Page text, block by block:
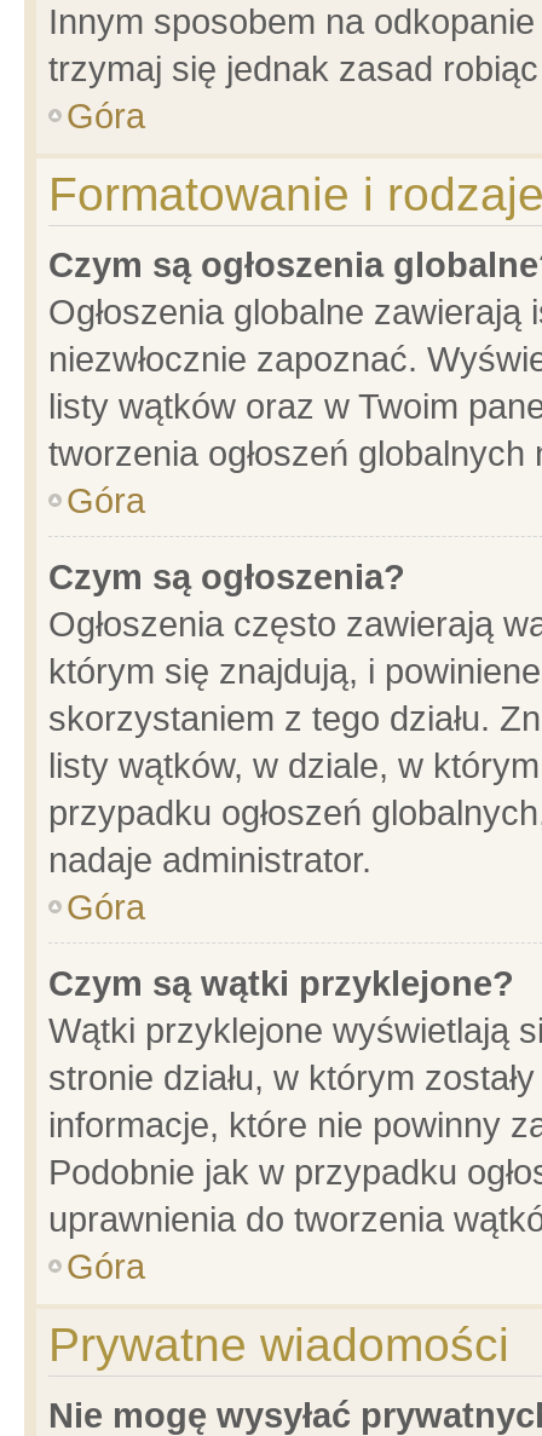
Innym sposobem na
trzymaj się jednak zasad
Góra
Formatowanie i
Czym są ogłoszenia
Ogłoszenia globalne
niezwłocznie zapoznać.
listy wątków oraz w Twoim
tworzenia ogłoszeń
Góra
Czym są ogłoszenia?
Ogłoszenia często zawierają
którym się znajdują, i
skorzystaniem z tego działu.
listy wątków, w dziale, w
przypadku ogłoszeń
nadaje administrator.
Góra
Czym są wątki przyklejone?
Wątki przyklejone wyświetlają
stronie działu, w którym
informacje, które nie powinny
Podobnie jak w przypadku
uprawnienia do tworzenia
Góra
Prywatne wiadomości
Nie mogę wysyłać